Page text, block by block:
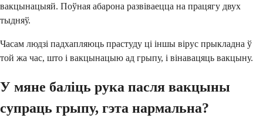
вакцынацыяй. Поўная абарона развіваецца на працягу двух
тыдняў.
Часам людзі падхапляюць прастуду ці іншы вірус прыкладна ў
той жа час, што і вакцынацыю ад грыпу, і вінавацяць вакцыну.
У мяне баліць рука пасля вакцыны
супраць грыпу, гэта нармальна?